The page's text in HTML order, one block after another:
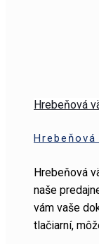
Hrebeňová
Hrebeňová
Hrebeňová
naše
vám vaše
tlačiarní,